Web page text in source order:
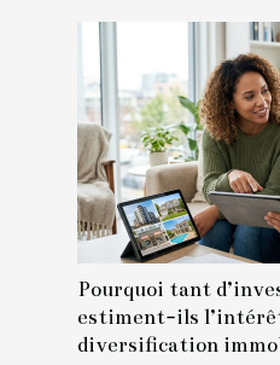
Pourquoi tant
estiment-ils
diversification